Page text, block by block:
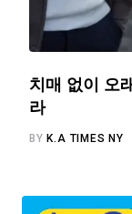
치매 없이 오
라
BYK.A TIMES NY